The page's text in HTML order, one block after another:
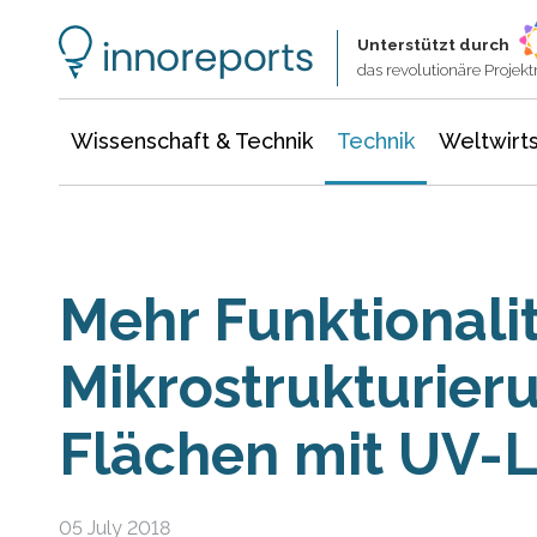
Unterstützt durch
das revolutionäre
Wissenschaft & Technik Technik
Mehr
Flächen mit UV-
05 July 2018